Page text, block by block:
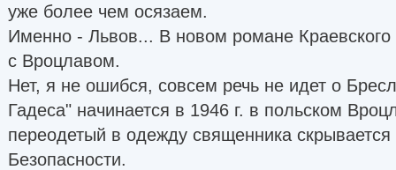
уже более чем осязаем.
Именно - Львов... В новом романе Краевского
с Вроцлавом.
Нет, я не ошибся, совсем речь не идет о
Гадеса" начинается в 1946 г. в польском
переодетый в одежду священника
Безопасности.